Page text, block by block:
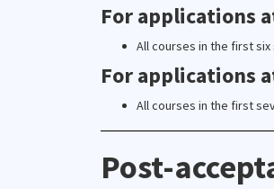
For applications
All courses in the first
For applications
All courses in the first
Post-